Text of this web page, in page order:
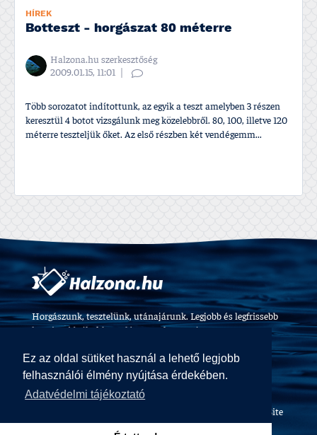
Ez az oldal sütiket használ a lehető legjobb
felhasználói élmény nyújtása érdekében.
Adatvédelmi tájékoztató
HÍREK
Botteszt - horgászat 80 méterre
Halzona.hu szerkesztőség
2009.01.15, 11:01
Több sorozatot indí­tottunk, az egyik a teszt amelyben 3 részen
keresztül 4 botot vizsgálunk meg közelebbről. 80, 100, illetve 120
méterre teszteljük őket. Az első részben két vendégemm...
Horgászunk, tesztelünk, utánajárunk. Legjobb és legfrissebb
Web design and Site